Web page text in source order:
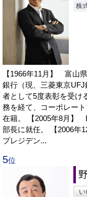
株
【1966年11月】 富山
銀行（現、三菱東京
者として5度表彰を受け
務を経て、コーポレー
在籍。 【2005年8月】
部長に就任。 【2006年
プレジデン...
5位
い